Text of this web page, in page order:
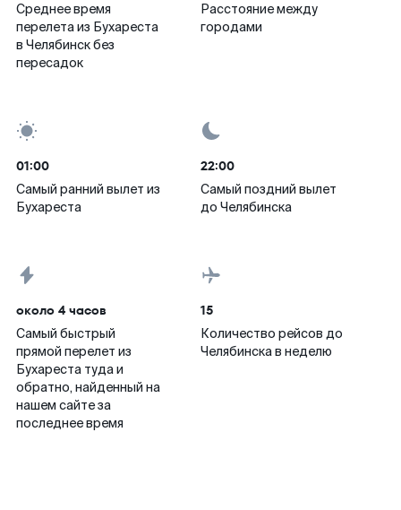
Среднее время
перелета из Бухареста
в Челябинск без
пересадок
Расстояние между
городами
01:00
Самый ранний вылет из
Бухареста
22:00
Самый поздний вылет
до Челябинска
около 4 часов
Самый быстрый
прямой перелет из
Бухареста туда и
обратно, найденный на
нашем сайте за
последнее время
15
Количество рейсов до
Челябинска в неделю